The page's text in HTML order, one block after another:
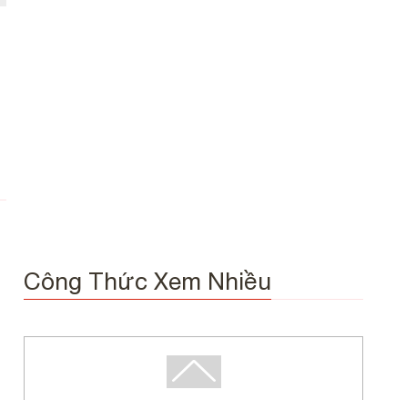
Công Thức Xem Nhiều